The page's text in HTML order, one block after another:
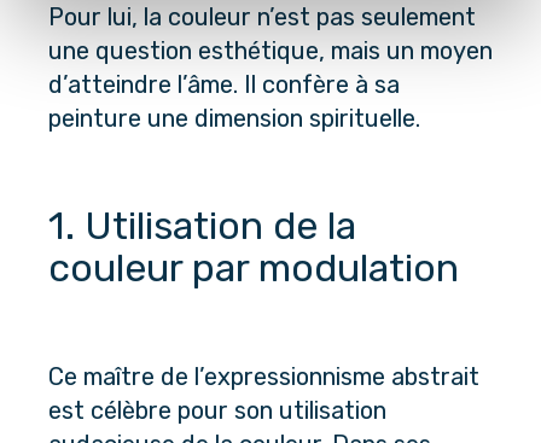
Pour lui, la couleur n’est pas seulement
une question esthétique, mais un moyen
d’atteindre l’âme. Il confère à sa
peinture une dimension spirituelle.
1. Utilisation de la
couleur par modulation
Ce maître de l’expressionnisme abstrait
est célèbre pour son utilisation